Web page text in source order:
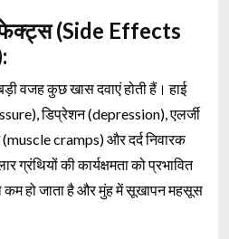
(Side Effects
वजह कुछ खास दवाएं होती हैं। हाई
डिप्रेशन (depression), एलर्जी
cramps) और दर्द निवारक
की कार्यक्षमता को प्रभावित
हो जाता है और मुंह में सूखापन महसूस